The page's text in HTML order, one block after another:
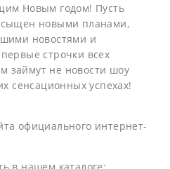
Новым годом! Пусть
новыми планами,
новостями и
строчки всех
займут не новости шоу
сенсационных успехах!
официального интернет-
в нашем каталоге: